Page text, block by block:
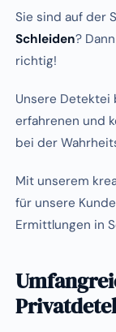
Sie sind auf der
Schleiden?
richtig!
Unsere Detektei
erfahrenen und
bei der
Mit unserem
für unsere
Ermittlungen in